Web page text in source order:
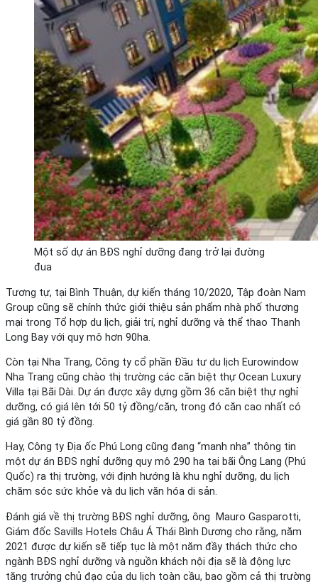
Một số dự án BĐS nghỉ dưỡng đang trở lại đường
đua
Tương tự, tại Bình Thuận, dự kiến tháng 10/2020, Tập đoàn Nam
Group cũng sẽ chính thức giới thiệu sản phẩm nhà phố thương
mại trong Tổ hợp du lịch, giải trí, nghỉ dưỡng và thể thao Thanh
Long Bay với quy mô hơn 90ha.
Còn tại Nha Trang, Công ty cổ phần Đầu tư du lịch Eurowindow
Nha Trang cũng chào thị trường các căn biệt thự Ocean Luxury
Villa tại Bãi Dài. Dự án được xây dựng gồm 36 căn biệt thự nghỉ
dưỡng, có giá lên tới 50 tỷ đồng/căn, trong đó căn cao nhất có
giá gần 80 tỷ đồng.
Hay, Công ty Địa ốc Phú Long cũng đang “manh nha” thông tin
một dự án BĐS nghỉ dưỡng quy mô 290 ha tại bãi Ông Lang (Phú
Quốc) ra thị trường, với định hướng là khu nghỉ dưỡng, du lịch
chăm sóc sức khỏe và du lịch văn hóa di sản.
Đánh giá về thị trường BĐS nghỉ dưỡng, ông Mauro Gasparotti,
Giám đốc Savills Hotels Châu Á Thái Bình Dương cho rằng, năm
2021 được dự kiến sẽ tiếp tục là một năm đầy thách thức cho
ngành BĐS nghỉ dưỡng và nguồn khách nội địa sẽ là động lực
tăng trưởng chủ đạo của du lịch toàn cầu, bao gồm cả thị trường